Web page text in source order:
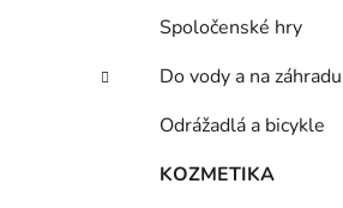
Spoločenské hry
Do vody a na záhradu
Odrážadlá a bicykle
KOZMETIKA